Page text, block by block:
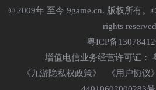
© 2009年 至今 9game.cn. 版权所有。
rights
粤ICP备
增值电信业务经营许可证：
《九游隐私权政策》
《用户协议》